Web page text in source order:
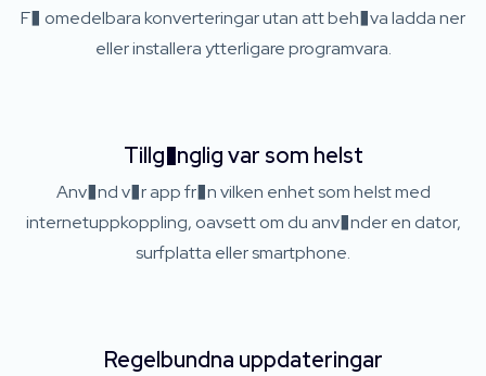
F� omedelbara konverteringar utan att beh�va ladda ner
eller installera ytterligare programvara.
Tillg�nglig var som helst
Anv�nd v�r app fr�n vilken enhet som helst med
internetuppkoppling, oavsett om du anv�nder en dator,
surfplatta eller smartphone.
Regelbundna uppdateringar